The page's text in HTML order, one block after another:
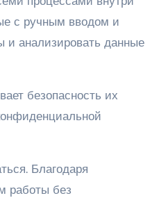
с ручным вводом и
и анализировать данные
безопасность их
Благодаря
работы без